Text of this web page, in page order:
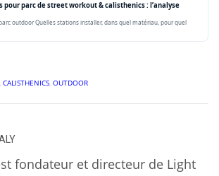
pour parc de street workout & calisthenics : l’analyse
outdoor Quelles stations installer, dans quel matériau, pour quel
, CALISTHENICS, OUTDOOR
fondateur et directeur de Light